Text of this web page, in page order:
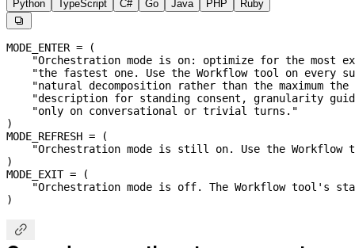
Python TypeScript C# Go Java PHP Ruby

MODE_ENTER = (
"Orchestration mode is on: optimize for the most
"the fastest one. Use the Workflow tool on every
"natural decomposition rather than the maximum
"description for standing consent, granularity
    "only on conversational or trivial turns."
)
MODE_REFRESH = (
"Orchestration mode is still on. Use the Workflow
)
MODE_EXIT = (
"Orchestration mode is off. The Workflow tool's
)
